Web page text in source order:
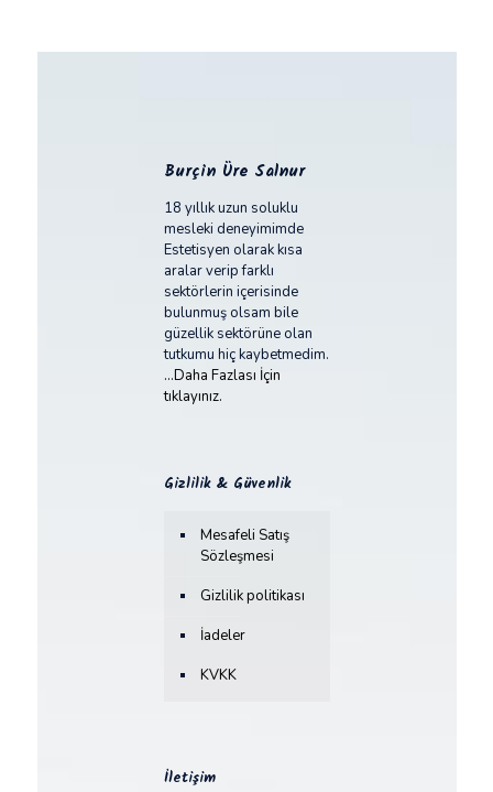
Burçin Üre Salnur
18 yıllık uzun soluklu
mesleki deneyimimde
Estetisyen olarak kısa
aralar verip farklı
sektörlerin içerisinde
bulunmuş olsam bile
güzellik sektörüne olan
tutkumu hiç kaybetmedim.
...Daha Fazlası İçin
tıklayınız.
Gizlilik & Güvenlik
Mesafeli Satış
Sözleşmesi
Gizlilik politikası
İadeler
KVKK
İletişim